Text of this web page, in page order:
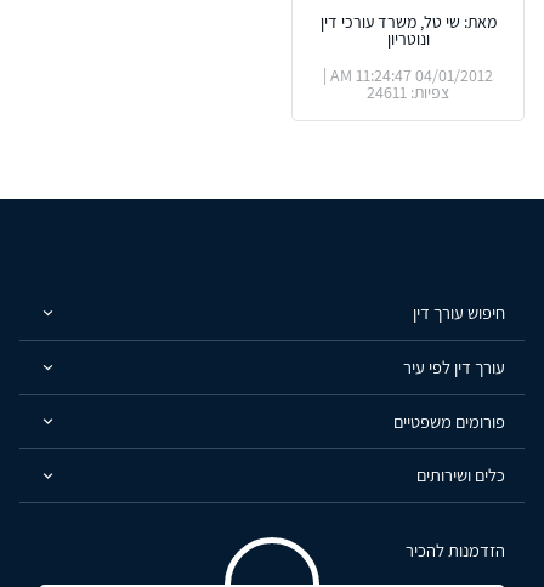
מאת: שי טל, משרד עורכי דין
ונוטריון
04/01/2012 11:24:47 AM |
צפיות: 24611
חיפוש עורך דין
עורך דין לפי עיר
פורומים משפטיים
כלים ושירותים
הזדמנות להכיר